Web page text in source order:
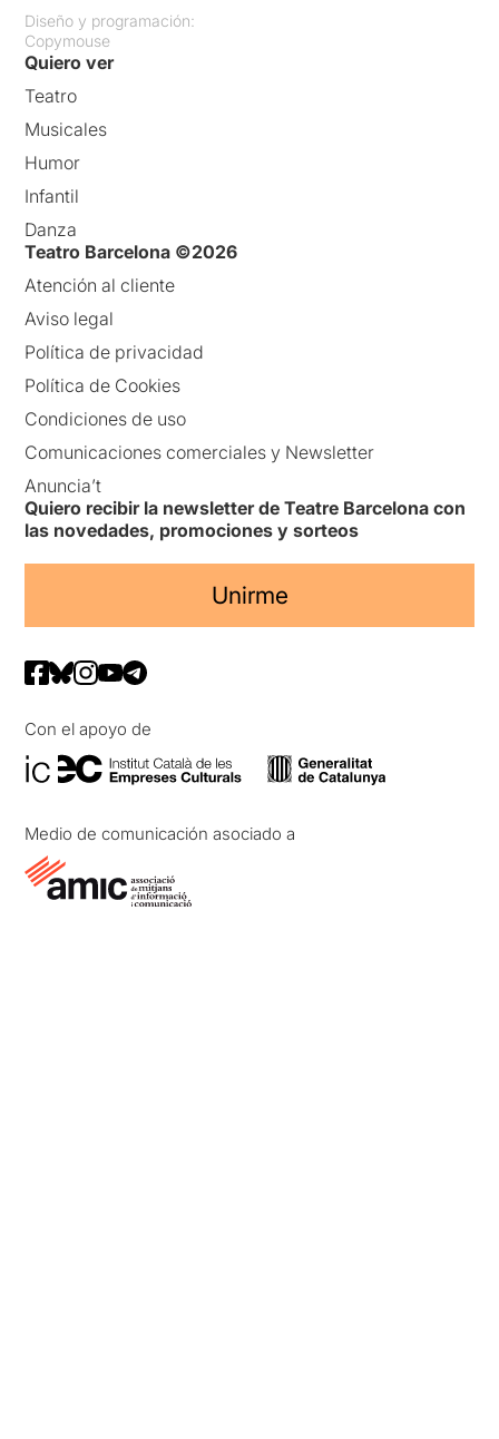
Diseño y programación:
Copymouse
Quiero ver
Teatro
Musicales
Humor
Infantil
Danza
Teatro Barcelona ©2026
Atención al cliente
Aviso legal
Política de privacidad
Política de Cookies
Condiciones de uso
Comunicaciones comerciales y Newsletter
Anuncia’t
Quiero recibir la newsletter de Teatre Barcelona con
las novedades, promociones y sorteos
Unirme
Con el apoyo de
Medio de comunicación asociado a